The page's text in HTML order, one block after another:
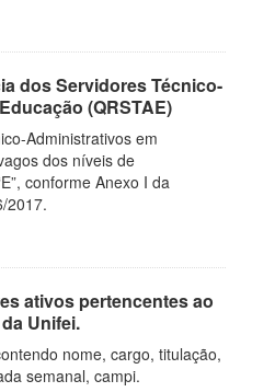
dos Servidores Técnico-
(QRSTAE)
Administrativos em
dos níveis de
conforme Anexo I da
2017.
ativos pertencentes ao
Unifei.
nome, cargo, titulação,
semanal, campi.